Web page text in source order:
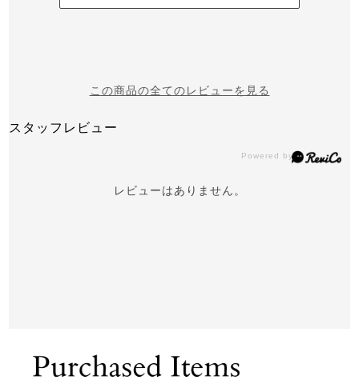
この商品の全てのレビューを見る
スタッフレビュー
レビューはありません。